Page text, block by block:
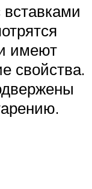
имеют
свойства.